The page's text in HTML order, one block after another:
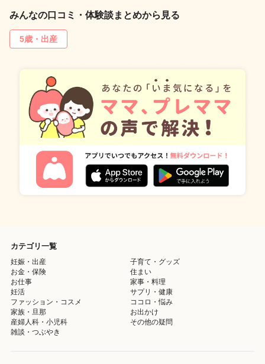
みんなの口コミ・体験談まとめから見る
5歳・出産
カテゴリ一覧
妊娠・出産
子育て・グッズ
お金・保険
住まい
お仕事
家事・料理
妊活
サプリ・健康
ファッション・コスメ
ココロ・悩み
家族・旦那
お出かけ
産婦人科・小児科
その他の疑問
雑談・つぶやき